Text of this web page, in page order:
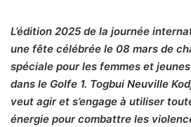
L’édition 2025 de la journée
une fête célébrée le 08 mars de
spéciale pour les femmes et
dans le Golfe 1. Togbui Neuville
veut agir et s’engage à utiliser
énergie pour combattre les